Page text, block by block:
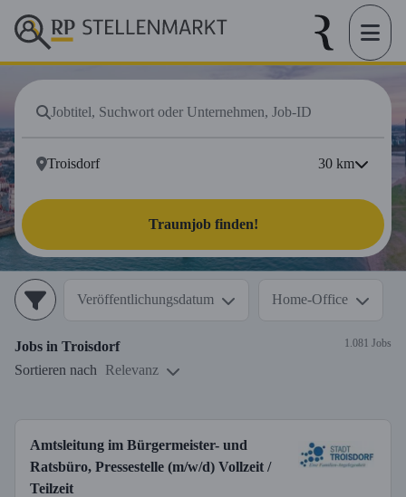
30 km
Traumjob finden!
Veröffentlichungsdatum Home-Office
Jobs in Troisdorf 1.081 Jobs
Sortieren nach Relevanz
Amtsleitung im Bürgermeister- und
Ratsbüro, Pressestelle (m/w/d) Vollzeit /
Teilzeit